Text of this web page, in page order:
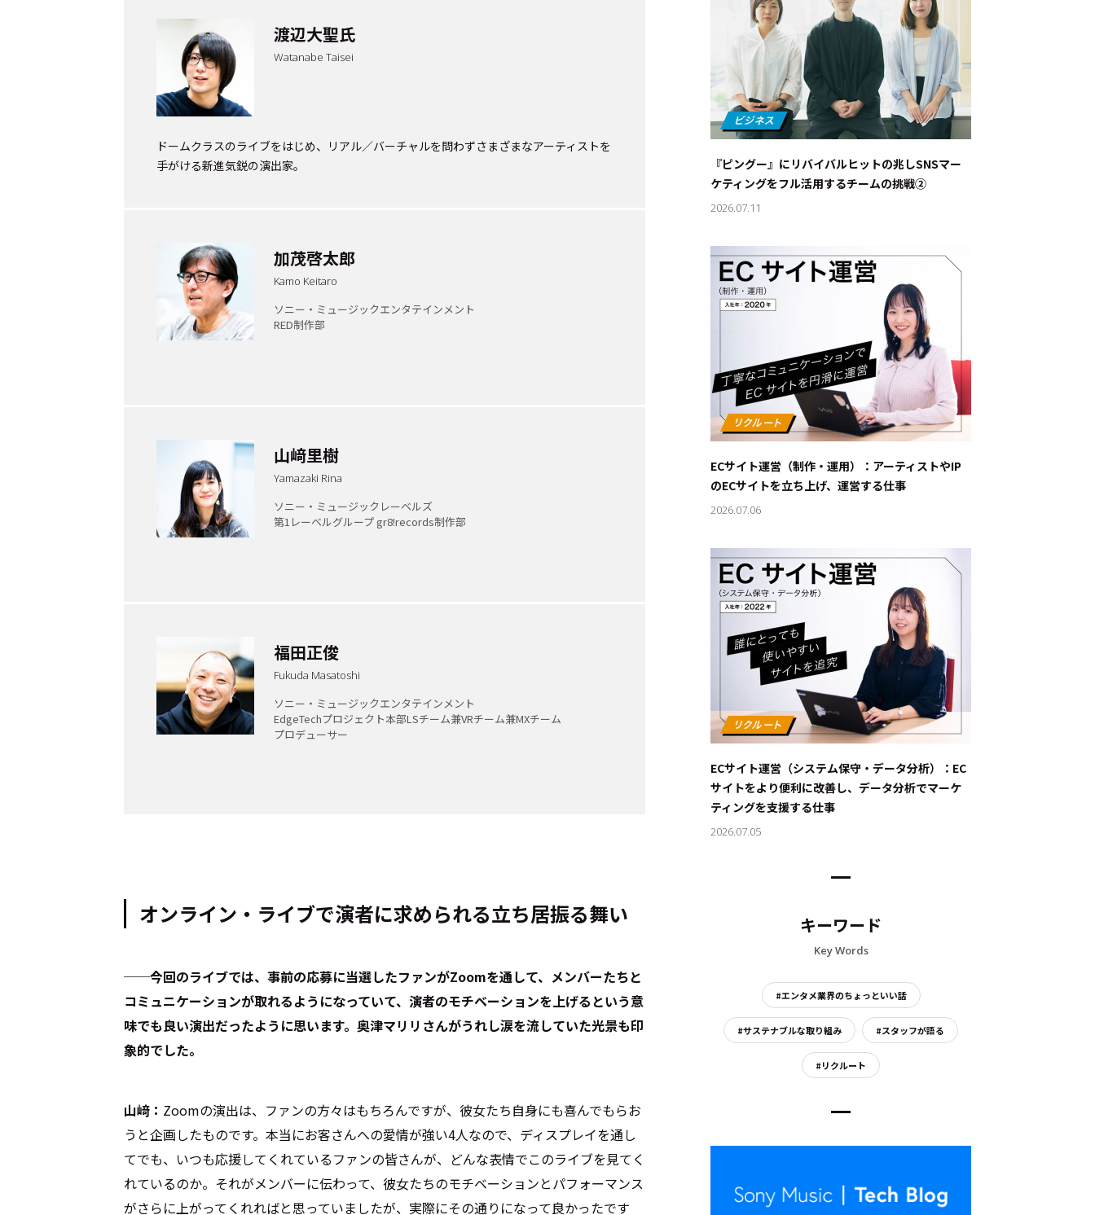
記事一覧 Articles
連載一覧 Series
Cocotameとは About
キーワード：
#エンタメ業界のちょっといい話
#サステナブルな取り組み #スタッフが語る
#リクルート
プライバシーポリシー
渡辺大聖氏
Watanabe Taisei
ドームクラスのライブをはじめ、リアル／バーチャルを問わずさまざまなアーティストを
手がける新進気鋭の演出家。
加茂啓太郎
Kamo Keitaro
ソニー・ミュージックエンタテインメント
RED制作部
山﨑里樹
Yamazaki Rina
ソニー・ミュージックレーベルズ
第1レーベルグループ gr8!records制作部
福田正俊
Fukuda Masatoshi
ソニー・ミュージックエンタテインメント
EdgeTechプロジェクト本部LSチーム兼VRチーム兼MXチーム
プロデューサー
オンライン・ライブで演者に求められる立ち居振る舞い
──今回のライブでは、事前の応募に当選したファンがZoomを通して、メンバーたちと
コミュニケーションが取れるようになっていて、演者のモチベーションを上げるという意
味でも良い演出だったように思います。奥津マリリさんがうれし涙を流していた光景も印
象的でした。
山﨑： Zoomの演出は、ファンの方々はもちろんですが、彼女たち自身にも喜んでもらお
うと企画したものです。本当にお客さんへの愛情が強い4人なので、ディスプレイを通し
てでも、いつも応援してくれているファンの皆さんが、どんな表情でこのライブを見てく
れているのか。それがメンバーに伝わって、彼女たちのモチベーションとパフォーマンス
がさらに上がってくれればと思っていましたが、実際にその通りになって良かったです
『ピングー』にリバイバルヒットの兆し――SNSマー
ケティングをフル活用するチームの挑戦②
2026.07.11
ECサイト運営（制作・運用）：アーティストやIP
のECサイトを立ち上げ、運営する仕事
2026.07.06
ECサイト運営（システム保守・データ分析）：EC
サイトをより便利に改善し、データ分析でマーケ
ティングを支援する仕事
2026.07.05
キーワード
Key Words
#エンタメ業界のちょっといい話
#サステナブルな取り組み #スタッフが語る
#リクルート